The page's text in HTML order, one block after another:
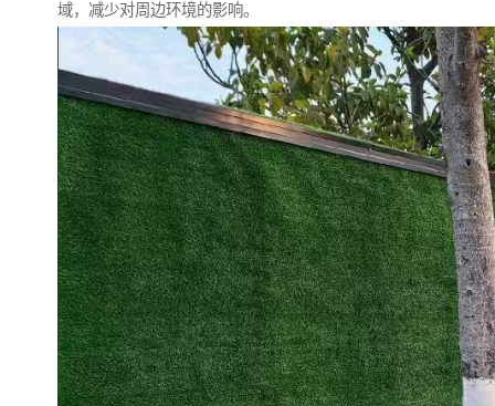
域，减少对周边环境的影响。